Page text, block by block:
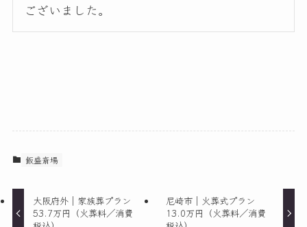
ございました。
飯盛斎場
大阪府外｜家族葬プラン
53.7万円（火葬料／消費
尼崎市｜火葬式プラン
13.0万円（火葬料／消費